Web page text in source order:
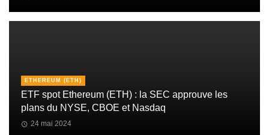
ETHEREUM (ETH)
ETF spot Ethereum (ETH) : la SEC approuve les
plans du NYSE, CBOE et Nasdaq
24 mai 2024